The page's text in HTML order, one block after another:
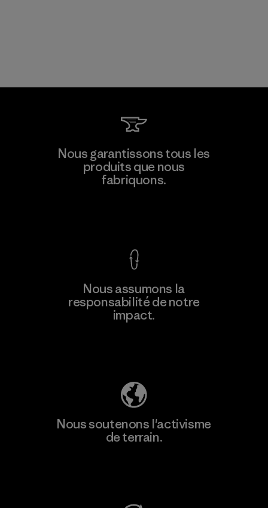
Nous garantissons tous les
produits que nous
fabriquons.
Nous assumons la
responsabilité de notre
impact.
Nous soutenons l'activisme
de terrain.